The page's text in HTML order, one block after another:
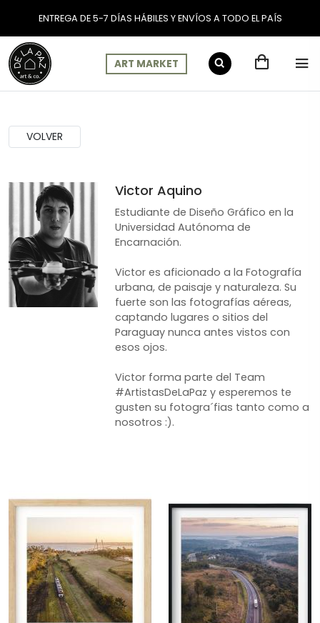
ENTREGA DE 5-7 DÍAS HÁBILES Y ENVÍOS A TODO EL PAÍS
ART MARKET
Cuadros de Artistas:
VOLVER
Victor Aquino
Estudiante de Diseño Gráfico en la
Universidad Autónoma de
Encarnación.
Victor es aficionado a la Fotografía
urbana, de paisaje y naturaleza. Su
fuerte son las fotografías aéreas,
captando lugares o sitios del
Paraguay nunca antes vistos con
esos ojos.
Victor forma parte del Team
#ArtistasDeLaPaz y esperemos te
gusten su fotogra´fias tanto como a
nosotros :).